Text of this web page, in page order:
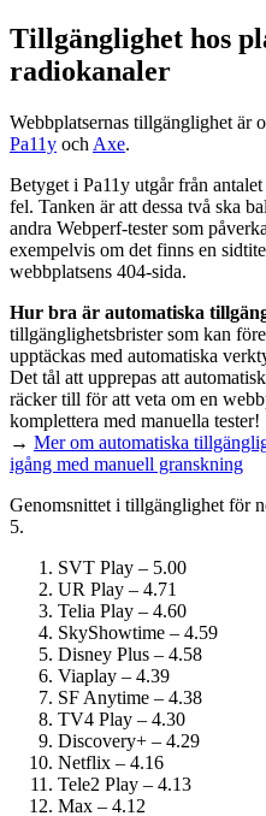
Tillgänglighet hos
radiokanaler
Webbplatsernas tillgänglighet är
Pa11y och Axe.
Betyget i Pa11y utgår från
fel. Tanken är att dessa två ska
andra Webperf-tester som
exempelvis om det finns en
webbplatsens 404-sida.
Hur bra är automatiska
tillgänglighets­brister som kan
upptäckas med automatiska
Det tål att upprepas att
räcker till för att veta om en
komplettera med manuella tester!
→ Mer om automatiska
igång med manuell granskning
Genomsnittet i tillgänglighet för
5.
SVT Play – 5.00
UR Play – 4.71
Telia Play – 4.60
SkyShowtime – 4.59
Disney Plus – 4.58
Viaplay – 4.39
SF Anytime – 4.38
TV4 Play – 4.30
Discovery+ – 4.29
Netflix – 4.16
Tele2 Play – 4.13
Max – 4.12